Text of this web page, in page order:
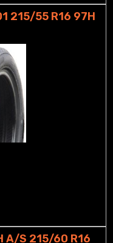
215/55 R16 97H
A/S 215/60 R16